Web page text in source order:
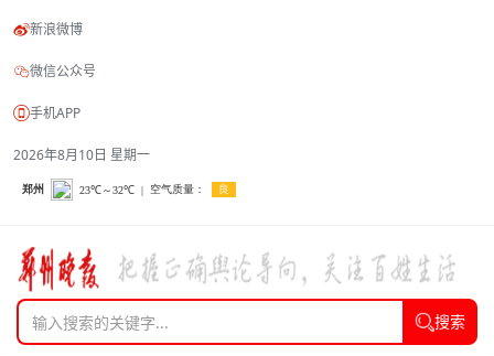
新浪微博
微信公众号
手机APP
2026年8月10日 星期一
搜索